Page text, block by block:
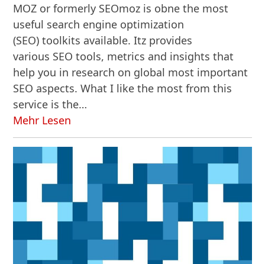
MOZ or formerly SEOmoz is obne the most
useful search engine optimization
(SEO) toolkits available. Itz provides
various SEO tools, metrics and insights that
help you in research on global most important
SEO aspects. What I like the most from this
service is the…
Mehr Lesen